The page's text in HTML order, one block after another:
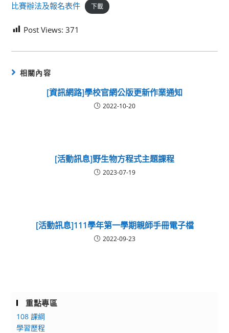
比賽辦法及報名表件 下載
Post Views: 371
相關內容
[資訊網路]學校官網公版更新作業通知
2022-10-20
[活動訊息]野生物方程式主題課程
2023-07-19
[活動訊息]111學年第一學期親師手冊電子檔
2022-09-23
重點專區
108 課綱
學習歷程